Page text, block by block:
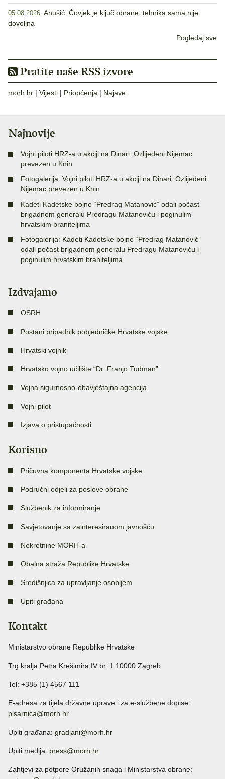
05.08.2026. Anušić: Čovjek je ključ obrane, tehnika sama nije
dovoljna
Pogledaj sve
Pratite naše RSS izvore
morh.hr | Vijesti | Priopćenja | Najave
Najnovije
Vojni piloti HRZ-a u akciji na Dinari: Ozlijeđeni Nijemac
prevezen u Knin
Fotogalerija: Vojni piloti HRZ-a u akciji na Dinari: Ozlijeđeni
Nijemac prevezen u Knin
Kadeti Kadetske bojne “Predrag Matanović” odali počast
brigadnom generalu Predragu Matanoviću i poginulim
hrvatskim braniteljima
Fotogalerija: Kadeti Kadetske bojne “Predrag Matanović”
odali počast brigadnom generalu Predragu Matanoviću i
poginulim hrvatskim braniteljima
Izdvajamo
OSRH
Postani pripadnik pobjedničke Hrvatske vojske
Hrvatski vojnik
Hrvatsko vojno učilište “Dr. Franjo Tuđman”
Vojna sigurnosno-obavještajna agencija
Vojni pilot
Izjava o pristupačnosti
Korisno
Pričuvna komponenta Hrvatske vojske
Područni odjeli za poslove obrane
Službenik za informiranje
Savjetovanje sa zainteresiranom javnošću
Nekretnine MORH-a
Obalna straža Republike Hrvatske
Središnjica za upravljanje osobljem
Upiti građana
Kontakt
Ministarstvo obrane Republike Hrvatske
Trg kralja Petra Krešimira IV br. 1 10000 Zagreb
Tel: +385 (1) 4567 111
E-adresa za tijela državne uprave i za e-službene dopise:
pisarnica@morh.hr
Upiti građana: gradjani@morh.hr
Upiti medija: press@morh.hr
Zahtjevi za potpore Oružanih snaga i Ministarstva obrane: